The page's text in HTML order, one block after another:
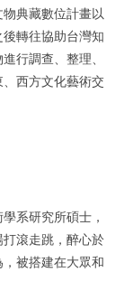
典藏數位計畫以
轉往協助台灣知
行調查、整理、
西方文化藝術交
系研究所碩士，
滾走跳，醉心於
被搭建在大眾和